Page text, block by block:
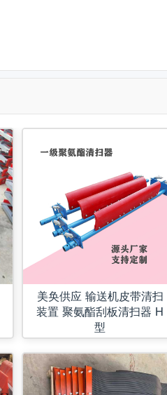
美奂供应 输送机皮带清扫
装置 聚氨酯刮板清扫器 H
型